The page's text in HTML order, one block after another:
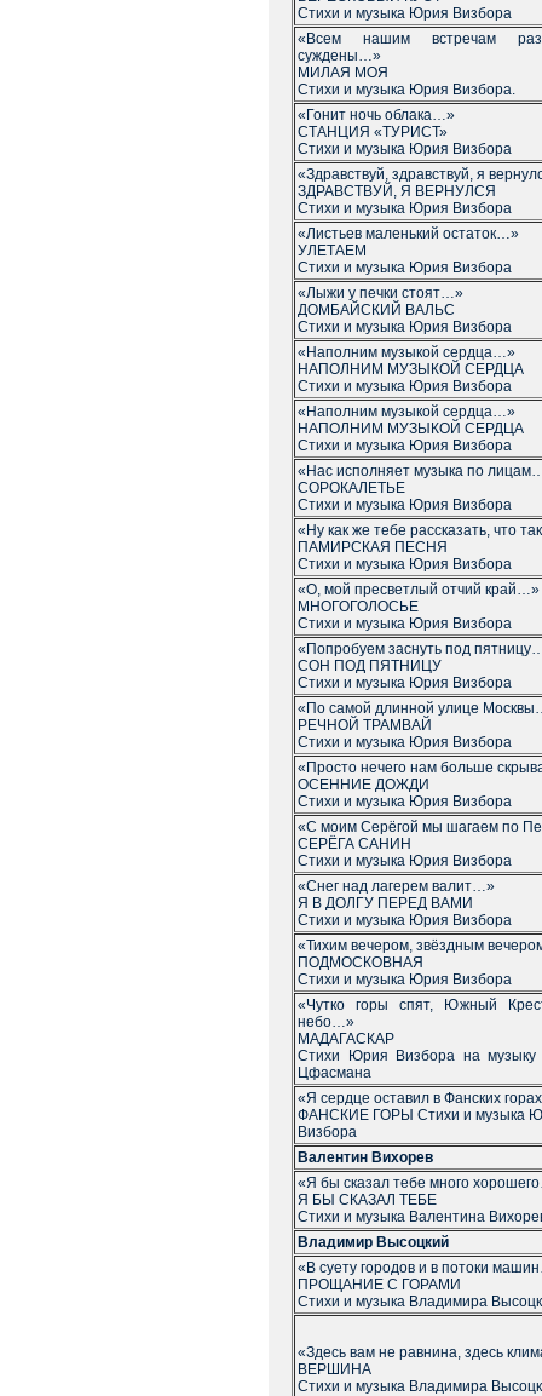
Стихи и музыка Юрия Визбора
«Всем нашим встречам
суждены…»
МИЛАЯ МОЯ
Стихи и музыка Юрия Визбора.
«Гонит ночь облака…»
СТАНЦИЯ «ТУРИСТ»
Стихи и музыка Юрия Визбора
«Здравствуй, здравствуй, я
ЗДРАВСТВУЙ, Я ВЕРНУЛСЯ
Стихи и музыка Юрия Визбора
«Листьев маленький остаток…»
УЛЕТАЕМ
Стихи и музыка Юрия Визбора
«Лыжи у печки стоят…»
ДОМБАЙСКИЙ ВАЛЬС
Стихи и музыка Юрия Визбора
«Наполним музыкой сердца…»
НАПОЛНИМ МУЗЫКОЙ СЕРДЦА
Стихи и музыка Юрия Визбора
«Наполним музыкой сердца…»
НАПОЛНИМ МУЗЫКОЙ СЕРДЦА
Стихи и музыка Юрия Визбора
«Нас исполняет музыка по
СОРОКАЛЕТЬЕ
Стихи и музыка Юрия Визбора
«Ну как же тебе рассказать, что
ПАМИРСКАЯ ПЕСНЯ
Стихи и музыка Юрия Визбора
«О, мой пресветлый отчий край…»
МНОГОГОЛОСЬЕ
Стихи и музыка Юрия Визбора
«Попробуем заснуть под
СОН ПОД ПЯТНИЦУ
Стихи и музыка Юрия Визбора
«По самой длинной улице
РЕЧНОЙ ТРАМВАЙ
Стихи и музыка Юрия Визбора
«Просто нечего нам больше
ОСЕННИЕ ДОЖДИ
Стихи и музыка Юрия Визбора
«С моим Серёгой мы шагаем по
СЕРЁГА САНИН
Стихи и музыка Юрия Визбора
«Снег над лагерем валит…»
Я В ДОЛГУ ПЕРЕД ВАМИ
Стихи и музыка Юрия Визбора
«Тихим вечером, звёздным
ПОДМОСКОВНАЯ
Стихи и музыка Юрия Визбора
«Чутко горы спят, Южный
небо…»
МАДАГАСКАР
Стихи Юрия Визбора на музыку
Цфасмана
«Я сердце оставил в Фанских
ФАНСКИЕ ГОРЫ Стихи и музыка
Визбора
Валентин Вихорев
«Я бы сказал тебе много
Я БЫ СКАЗАЛ ТЕБЕ
Стихи и музыка Валентина
Владимир Высоцкий
«В суету городов и в потоки
ПРОЩАНИЕ С ГОРАМИ
Стихи и музыка Владимира
«Здесь вам не равнина, здесь
ВЕРШИНА
Стихи и музыка Владимира